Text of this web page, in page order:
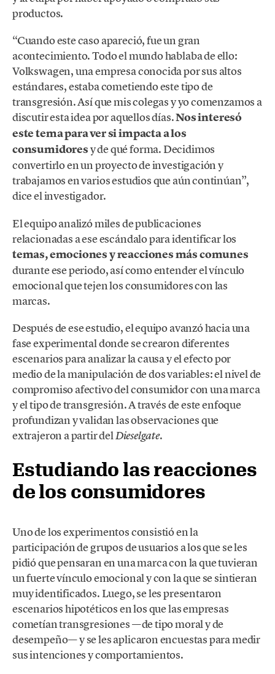
productos.
“Cuando este caso apareció, fue un gran
acontecimiento. Todo el mundo hablaba de ello:
Volkswagen, una empresa conocida por sus altos
estándares, estaba cometiendo este tipo de
transgresión. Así que mis colegas y yo comenzamos a
discutir esta idea por aquellos días.Nos interesó
este tema para ver si impacta a los
consumidoresy de qué forma. Decidimos
convertirlo en un proyecto de investigación y
trabajamos en varios estudios que aún continúan”,
dice el investigador.
El equipo analizó miles de publicaciones
relacionadas a ese escándalo para identificar los
temas, emociones y reacciones más comunes
durante ese periodo, así como entender el vínculo
emocional que tejen los consumidores con las
marcas.
Después de ese estudio, el equipo avanzó hacia una
fase experimental donde se crearon diferentes
escenarios para analizar la causa y el efecto por
medio de la manipulación de dos variables: el nivel de
compromiso afectivo del consumidor con una marca
y el tipo de transgresión. A través de este enfoque
profundizan y validan las observaciones que
extrajeron a partir delDieselgate.
Estudiando las reacciones
de los consumidores
Uno de los experimentos consistió en la
participación de grupos de usuarios a los que se les
pidió que pensaran en una marca con la que tuvieran
un fuerte vínculo emocional y con la que se sintieran
muy identificados. Luego, se les presentaron
escenarios hipotéticos en los que las empresas
cometían transgresiones —de tipo moral y de
desempeño— y se les aplicaron encuestas para medir
sus intenciones y comportamientos.